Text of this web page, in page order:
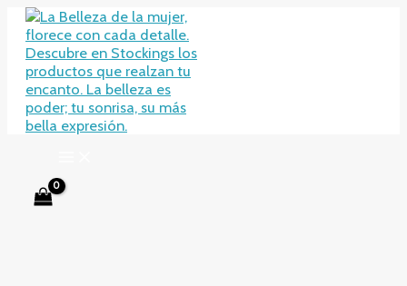
contenido